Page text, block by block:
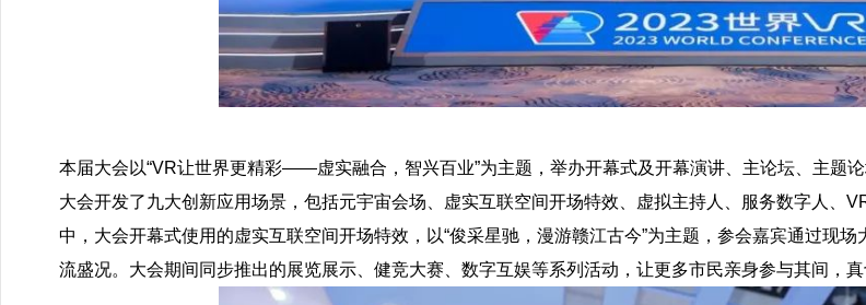
本届大会以“VR让世界更精彩——虚实融合，智兴百业”为主题，举办开幕式及开幕演讲、主论坛、主题
大会开发了九大创新应用场景，包括元宇宙会场、虚实互联空间开场特效、虚拟主持人、服务数字人、
中，大会开幕式使用的虚实互联空间开场特效，以“俊采星驰，漫游赣江古今”为主题，参会嘉宾通过现
流盛况。大会期间同步推出的展览展示、健竞大赛、数字互娱等系列活动，让更多市民亲身参与其间，